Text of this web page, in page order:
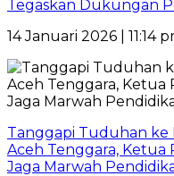
Tegaskan Dukungan
14 Januari 2026 | 11:14
Tanggapi Tuduhan ke
Aceh Tenggara, Ketua
Jaga Marwah